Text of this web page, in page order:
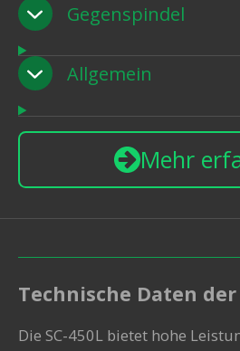
Gegenspindel
Allgemein
Mehr
Technische Daten der
Die SC-450L bietet hohe